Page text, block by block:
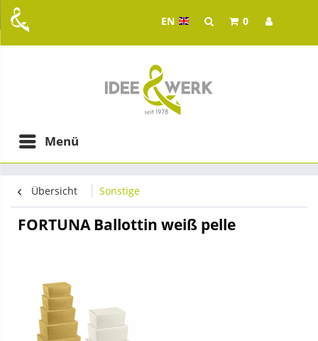
EN Idee & Werk - your
0
Menü
Übersicht Sonstige
in Graz
FORTUNA Ballottin weiß pelle